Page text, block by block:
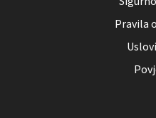
Pravila